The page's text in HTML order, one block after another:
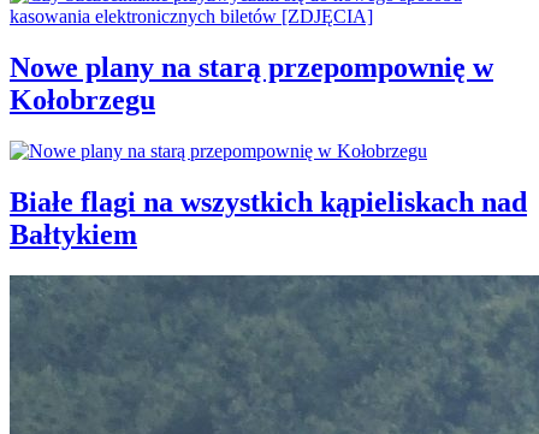
Nowe plany na starą przepompownię w
Kołobrzegu
Białe flagi na wszystkich kąpieliskach nad
Bałtykiem